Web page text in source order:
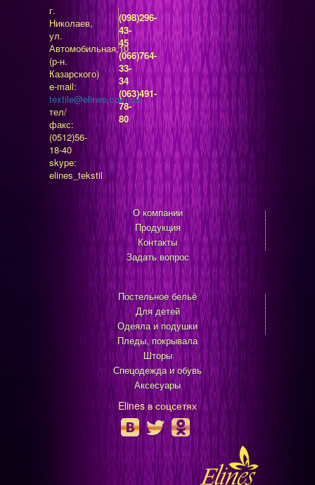
г.
Николаев,
ул.
Автомобильная,10
(р-н.
Казарского)
e-mail:
textile@elines.com.ua
тел/
факс:
(0512)56-
18-40
skype:
elines_tekstil
(098)296-
43-
45
(066)764-
33-
34
(063)491-
78-
80
О компании
Продукция
Контакты
Задать вопрос
Постельное бельё
Для детей
Одеяла и подушки
Пледы, покрывала
Шторы
Спецодежда и обувь
Аксесуары
Elines в соцсетях